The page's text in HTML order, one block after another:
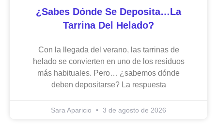
¿Sabes Dónde Se Deposita…la
Tarrina Del Helado?
Con la llegada del verano, las tarrinas de
helado se convierten en uno de los residuos
más habituales. Pero… ¿sabemos dónde
deben depositarse? La respuesta
Sara Aparicio 3 de agosto de 2026